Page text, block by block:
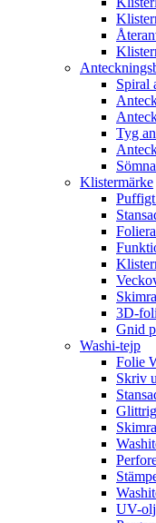
Spiral
Tyg
Klistermärke
3D-
Gnid
Washi-tejp
Folie
Skriv
UV-